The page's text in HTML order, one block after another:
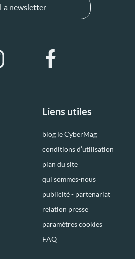
Liens utiles
blog le CyberMag
conditions d’utilisation
plan du site
qui sommes-nous
publicité - partenariat
relation presse
paramètres cookies
FAQ
La newsletter